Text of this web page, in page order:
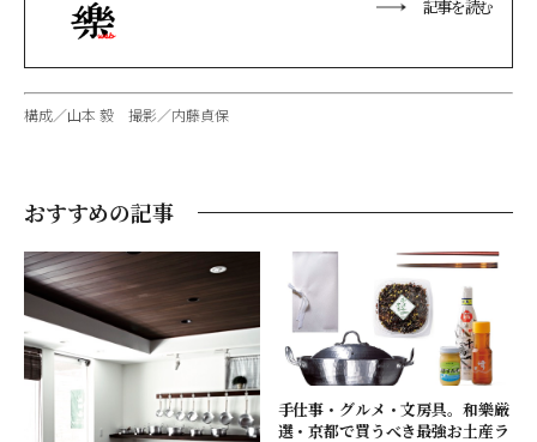
記事を読む
構成／山本 毅 撮影／内藤貞保
おすすめの記事
手仕事・グルメ・文房具。和樂厳
選・京都で買うべき最強お土産ラ